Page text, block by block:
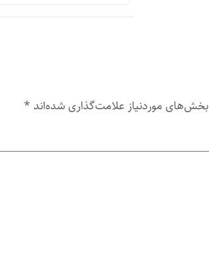
بخش‌های موردنیاز علامت‌گذاری شده‌اند *